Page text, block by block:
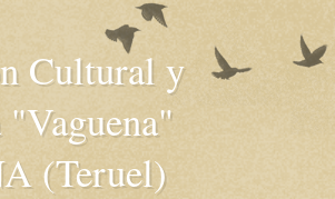
Cultural y
(Teruel)